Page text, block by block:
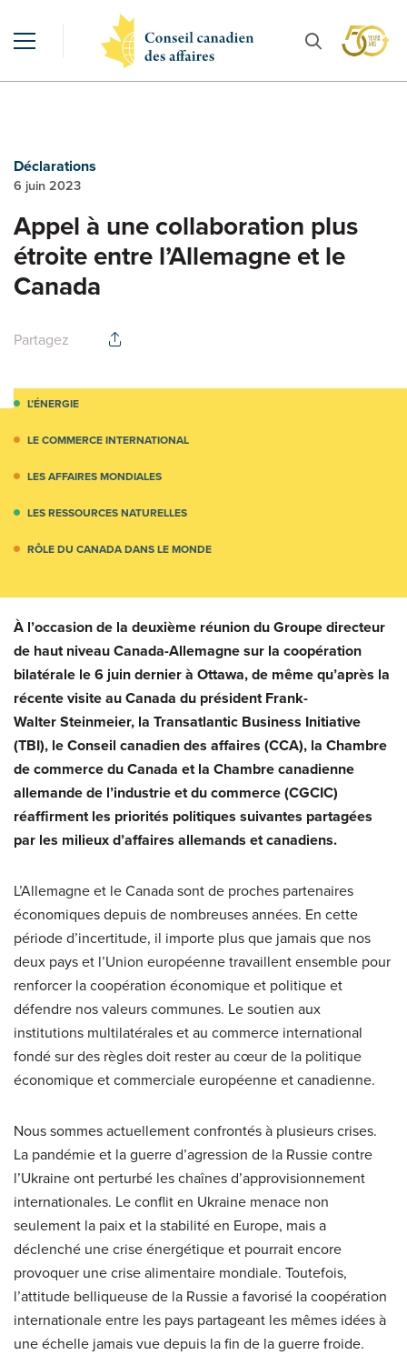
Déclarations
6 juin 2023
Appel à une collaboration plus
étroite entre l’Allemagne et le
Canada
Partagez
L’ÉNERGIE
LE COMMERCE INTERNATIONAL
LES AFFAIRES MONDIALES
LES RESSOURCES NATURELLES
RÔLE DU CANADA DANS LE MONDE
À l’occasion de la deuxième réunion du Groupe directeur
de haut niveau Canada-Allemagne sur la coopération
bilatérale le 6 juin dernier à Ottawa, de même qu’après la
récente visite au Canada du président Frank-
Walter Steinmeier, la Transatlantic Business Initiative
(TBI), le Conseil canadien des affaires (CCA), la Chambre
de commerce du Canada et la Chambre canadienne
allemande de l’industrie et du commerce (CGCIC)
réaffirment les priorités politiques suivantes partagées
par les milieux d’affaires allemands et canadiens.
L’Allemagne et le Canada sont de proches partenaires
économiques depuis de nombreuses années. En cette
période d’incertitude, il importe plus que jamais que nos
deux pays et l’Union européenne travaillent ensemble pour
renforcer la coopération économique et politique et
défendre nos valeurs communes. Le soutien aux
institutions multilatérales et au commerce international
fondé sur des règles doit rester au cœur de la politique
économique et commerciale européenne et canadienne.
Nous sommes actuellement confrontés à plusieurs crises.
La pandémie et la guerre d’agression de la Russie contre
l’Ukraine ont perturbé les chaînes d’approvisionnement
internationales. Le conflit en Ukraine menace non
seulement la paix et la stabilité en Europe, mais a
déclenché une crise énergétique et pourrait encore
provoquer une crise alimentaire mondiale. Toutefois,
l’attitude belliqueuse de la Russie a favorisé la coopération
internationale entre les pays partageant les mêmes idées à
une échelle jamais vue depuis la fin de la guerre froide.